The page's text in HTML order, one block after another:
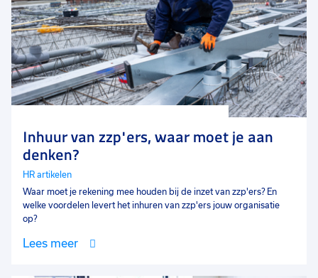
Inhuur van zzp'ers, waar moet je aan
denken?
HR artikelen
Waar moet je rekening mee houden bij de inzet van zzp'ers? En
welke voordelen levert het inhuren van zzp'ers jouw organisatie
op?
Lees meer